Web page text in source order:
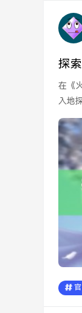
探
在《
入地
程中